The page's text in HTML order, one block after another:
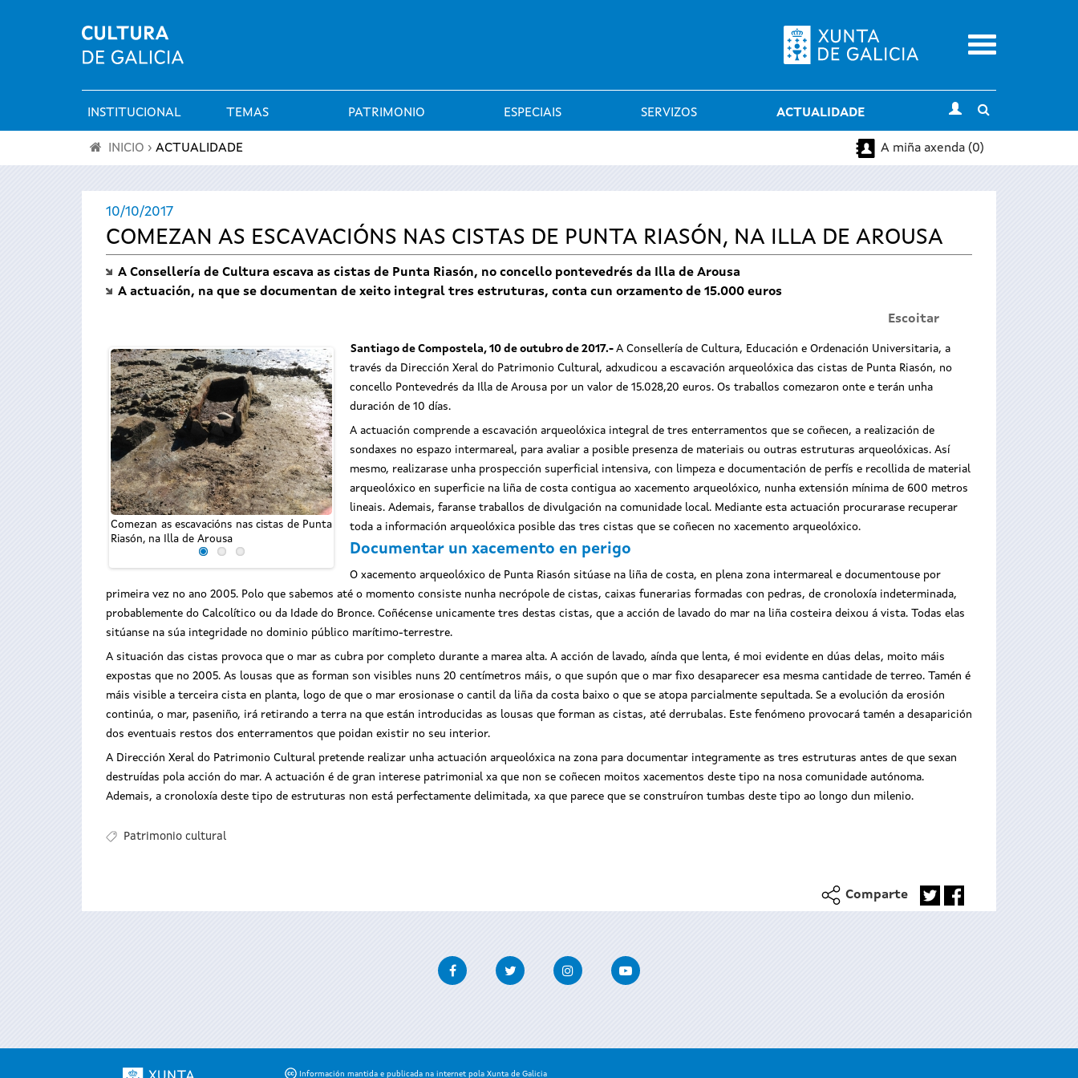
Menu
Menú
principal
INSTITUCIONAL TEMAS PATRIMONIO ESPECIAIS SERVIZOS ACTUALIDADE
search
está
aquí
INICIO › ACTUALIDADE A miña axenda (0)
10/10/2017
COMEZAN AS ESCAVACIÓNS NAS CISTAS DE PUNTA RIASÓN, NA ILLA DE AROUSA
A Consellería de Cultura escava as cistas de Punta Riasón, no concello pontevedrés da Illa de Arousa
A actuación, na que se documentan de xeito integral tres estruturas, conta cun orzamento de 15.000 euros
Escoitar
Comezan as escavacións nas cistas de Punta
Riasón, na Illa de Arousa
Comezan as escavacións nas cistas de Punta
Comezan as escavacións nas cistas de Punta
Riasón, na Illa de Arousa
Santiago de Compostela, 10 de outubro de 2017.- A Consellería de Cultura, Educación e Ordenación Universitaria, a
través da Dirección Xeral do Patrimonio Cultural, adxudicou a escavación arqueolóxica das cistas de Punta Riasón, no
concello Pontevedrés da Illa de Arousa por un valor de 15.028,20 euros. Os traballos comezaron onte e terán unha
duración de 10 días.
A actuación comprende a escavación arqueolóxica integral de tres enterramentos que se coñecen, a realización de
sondaxes no espazo intermareal, para avaliar a posible presenza de materiais ou outras estruturas arqueolóxicas. Así
mesmo, realizarase unha prospección superficial intensiva, con limpeza e documentación de perfís e recollida de material
arqueolóxico en superficie na liña de costa contigua ao xacemento arqueolóxico, nunha extensión mínima de 600 metros
lineais. Ademais, faranse traballos de divulgación na comunidade local. Mediante esta actuación procurarase recuperar
toda a información arqueolóxica posible das tres cistas que se coñecen no xacemento arqueolóxico.
Documentar un xacemento en perigo
O xacemento arqueolóxico de Punta Riasón sitúase na liña de costa, en plena zona intermareal e documentouse por
primeira vez no ano 2005. Polo que sabemos até o momento consiste nunha necrópole de cistas, caixas funerarias formadas con pedras, de cronoloxía indeterminada,
probablemente do Calcolítico ou da Idade do Bronce. Coñécense unicamente tres destas cistas, que a acción de lavado do mar na liña costeira deixou á vista. Todas elas
sitúanse na súa integridade no dominio público marítimo-terrestre.
A situación das cistas provoca que o mar as cubra por completo durante a marea alta. A acción de lavado, aínda que lenta, é moi evidente en dúas delas, moito máis
expostas que no 2005. As lousas que as forman son visibles nuns 20 centímetros máis, o que supón que o mar fixo desaparecer esa mesma cantidade de terreo. Tamén é
máis visible a terceira cista en planta, logo de que o mar erosionase o cantil da liña da costa baixo o que se atopa parcialmente sepultada. Se a evolución da erosión
continúa, o mar, paseniño, irá retirando a terra na que están introducidas as lousas que forman as cistas, até derrubalas. Este fenómeno provocará tamén a desaparición
dos eventuais restos dos enterramentos que poidan existir no seu interior.
A Dirección Xeral do Patrimonio Cultural pretende realizar unha actuación arqueolóxica na zona para documentar integramente as tres estruturas antes de que sexan
destruídas pola acción do mar. A actuación é de gran interese patrimonial xa que non se coñecen moitos xacementos deste tipo na nosa comunidade autónoma.
Ademais, a cronoloxía deste tipo de estruturas non está perfectamente delimitada, xa que parece que se construíron tumbas deste tipo ao longo dun milenio.
Patrimonio cultural
Comparte
FacebookTwitter InstagramYoutube
Información mantida e publicada na internet pola Xunta de Galicia